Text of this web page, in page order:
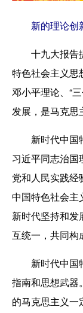
新的理论创
十九大报告提
特色社会主义思
邓小平理论、“
发展，是马克思
新时代中国特
习近平同志治国
党和人民实践
中国特色社会主
新时代坚持和发
互统一，共同构
新时代中国特
指南和思想武器
的马克思主义一